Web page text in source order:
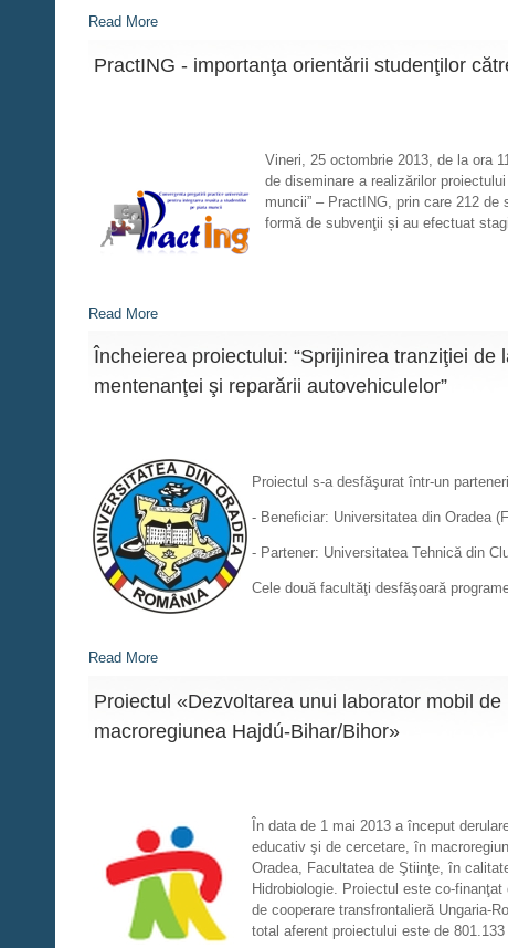
Read More
PractING - importanţa orientării studenţilor
Vineri, 25 octombrie 2013, de la ora
de diseminare a realizărilor
muncii” – PractING, prin care 212
formă de subvenţii și au efectuat
Read More
Încheierea proiectului: “Sprijinirea tranziţiei
mentenanţei şi reparării autovehiculelor”
Proiectul s-a desfăşurat într-un
- Beneficiar: Universitatea din Oradea
- Partener: Universitatea Tehnică din
Cele două facultăţi desfăşoară
Read More
Proiectul «Dezvoltarea unui laborator mobil
macroregiunea Hajdú-Bihar/Bihor»
În data de 1 mai 2013 a început
educativ şi de cercetare, în
Oradea, Facultatea de Ştiinţe, în
Hidrobiologie. Proiectul este co-
de cooperare transfrontalieră Ungaria-
total aferent proiectului este de